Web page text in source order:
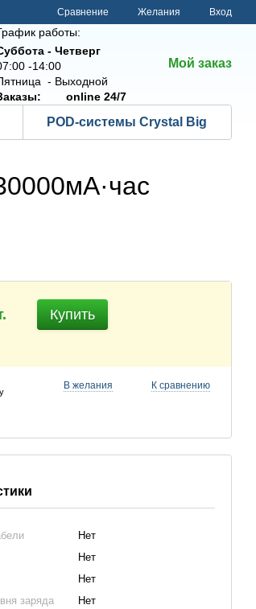
Сравнение Желания Вход
работы:
- Четверг
-14:00
- Выходной
online 24/7
Мой заказ
POD-системы Crystal Big
Купить
В желания К сравнению
Нет
Нет
Нет
заряда
Нет